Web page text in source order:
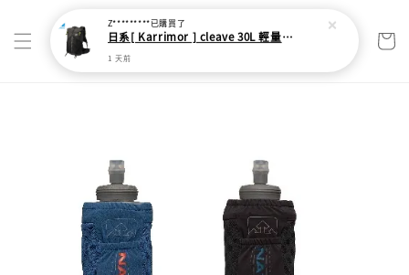
Z*********已購買了
日系[ Karrimor ] cleave 30L 輕量野跑健走包
1 天前